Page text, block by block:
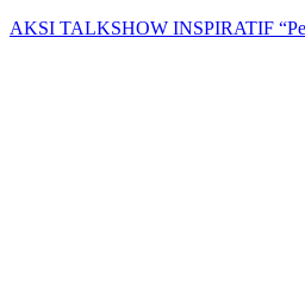
AKSI TALKSHOW INSPIRATIF